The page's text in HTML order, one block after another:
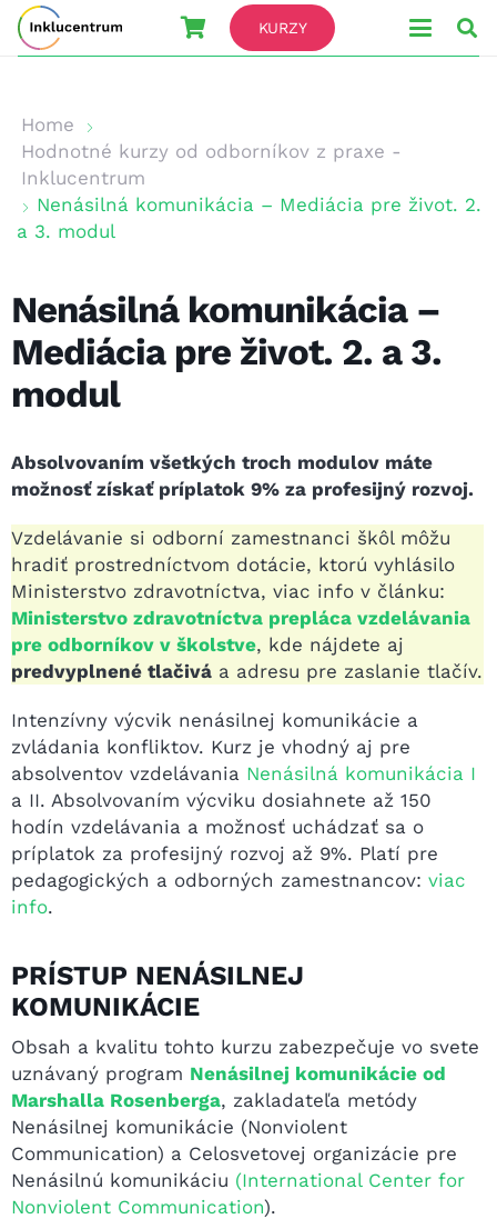
KURZY
Home
Hodnotné kurzy od odborníkov z praxe -
Inklucentrum
Nenásilná komunikácia – Mediácia pre život. 2.
a 3. modul
Nenásilná komunikácia –
Mediácia pre život. 2. a 3.
modul
Absolvovaním všetkých troch modulov máte
možnosť získať príplatok 9% za profesijný rozvoj.
Vzdelávanie si odborní zamestnanci škôl môžu
hradiť prostredníctvom dotácie, ktorú vyhlásilo
Ministerstvo zdravotníctva, viac info v článku:
Ministerstvo zdravotníctva prepláca vzdelávania
pre odborníkov v školstve, kde nájdete aj
predvyplnené tlačivá a adresu pre zaslanie tlačív.
Intenzívny výcvik nenásilnej komunikácie a
zvládania konfliktov. Kurz je vhodný aj pre
absolventov vzdelávania Nenásilná komunikácia I
a II. Absolvovaním výcviku dosiahnete až 150
hodín vzdelávania a možnosť uchádzať sa o
príplatok za profesijný rozvoj až 9%. Platí pre
pedagogických a odborných zamestnancov: viac
info.
PRÍSTUP NENÁSILNEJ
KOMUNIKÁCIE
Obsah a kvalitu tohto kurzu zabezpečuje vo svete
uznávaný program Nenásilnej komunikácie od
Marshalla Rosenberga, zakladateľa metódy
Nenásilnej komunikácie (Nonviolent
Communication) a Celosvetovej organizácie pre
Nenásilnú komunikáciu (International Center for
Nonviolent Communication).